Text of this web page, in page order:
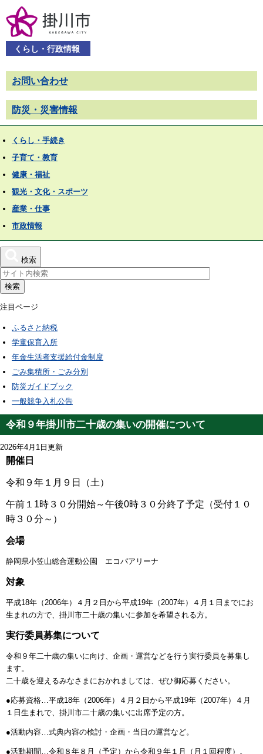
くらし・行政情報
お問い合わせ
防災・災害情報
くらし・手続き
子育て・教育
健康・福祉
観光・文化・スポーツ
産業・仕事
市政情報
検索
検索
注目ページ
ふるさと納税
学童保育入所
年金生活者支援給付金制度
ごみ集積所・ごみ分別
防災ガイドブック
一般競争入札公告
令和９年掛川市二十歳の集いの開催について
2026年4月1日更新
開催日
令和９年１月９日（土）
午前１1時３０分開始～午後0時３０分終了予定 （受付１０
時３０分～）
会場
静岡県小笠山総合運動公園 エコパアリーナ
対象
平成18年（2006年）４月２日から平成19年（2007年）４月１日までにお
生まれの方で、掛川市二十歳の集いに参加を希望される方。
実行委員募集について
令和９年二十歳の集いに向け、企画・運営などを行う実行委員を募集し
ます。
二十歳を迎えるみなさまにおかれましては、ぜひ御応募ください。
●応募資格…平成18年（2006年）４月２日から平成19年（2007年）４月
１日生まれで、掛川市二十歳の集いに出席予定の方。
●活動内容…式典内容の検討・企画・当日の運営など。
●活動期間…令和８年８月（予定）から令和９年１月（月１回程度）。